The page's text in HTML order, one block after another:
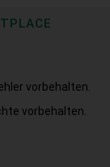
vorbehalten.
vorbehalten.